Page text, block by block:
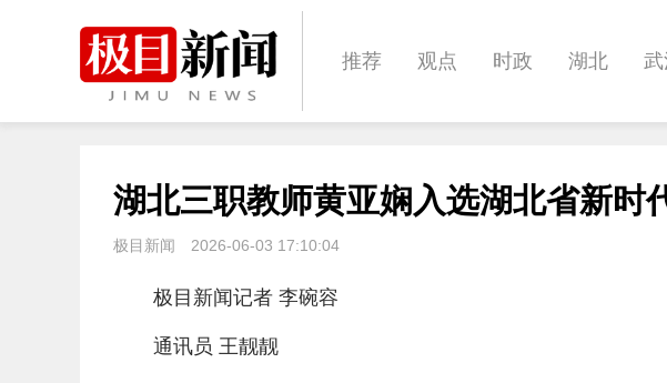
推荐 观点 时政 湖北 武
体育 娱乐 影像 帅作文
湖北三职教师黄亚娴入选湖北省新时
极目新闻 2026-06-03 17:10:04
极目新闻记者 李碗容
通讯员 王靓靓